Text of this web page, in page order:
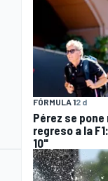
FÓRMULA 12 d
Pérez se
regreso a la
10"